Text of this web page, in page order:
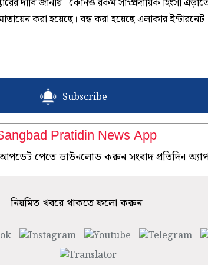
করা হয়েছে। বন্ধ করা হয়েছে এলাকার ইন্টারনেট
Subscribe
Pratidin News App
পেতে ডাউনলোড করুন সংবাদ প্রতিদিন
নিয়মিত খবরে থাকতে ফলো করুন